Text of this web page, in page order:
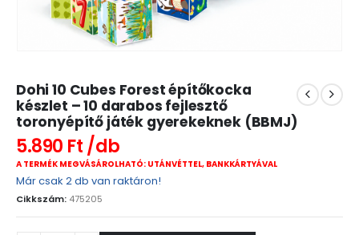
Dohi 10 Cubes Forest építőkocka
készlet – 10 darabos fejlesztő
toronyépítő játék gyerekeknek (BBMJ)
5.890 Ft
A TERMÉK MEGVÁSÁROLHATÓ: UTÁNVÉTTEL, BANKKÁRTYÁVAL
Már csak 2 db van raktáron!
Cikkszám: 475205